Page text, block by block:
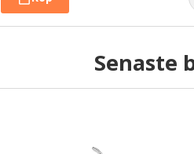
Senaste